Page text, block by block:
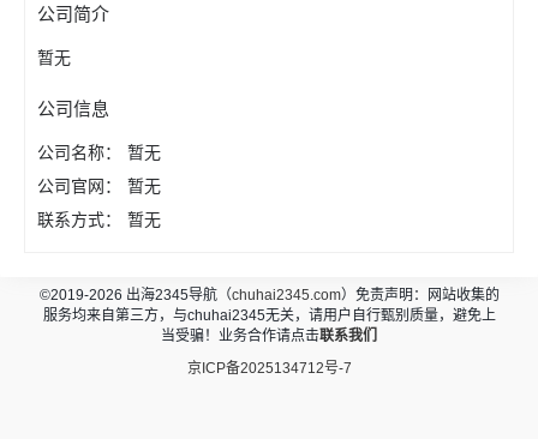
公司简介
暂无
公司信息
公司名称：
暂无
公司官网：
暂无
联系方式：
暂无
©2019-2026 出海2345导航（chuhai2345.com）免责声明：网站收集的
服务均来自第三方，与chuhai2345无关，请用户自行甄别质量，避免上
当受骗！业务合作请点击联系我们
京ICP备2025134712号-7